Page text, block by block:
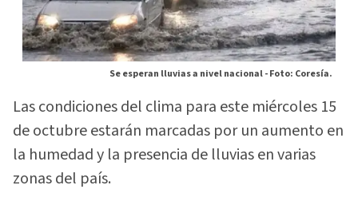
Se esperan lluvias a nivel nacional -Foto: Coresía.
Las condiciones del clima para este miércoles 15
de octubre estarán marcadas por un aumento en
la humedad y la presencia de lluvias en varias
zonas del país.